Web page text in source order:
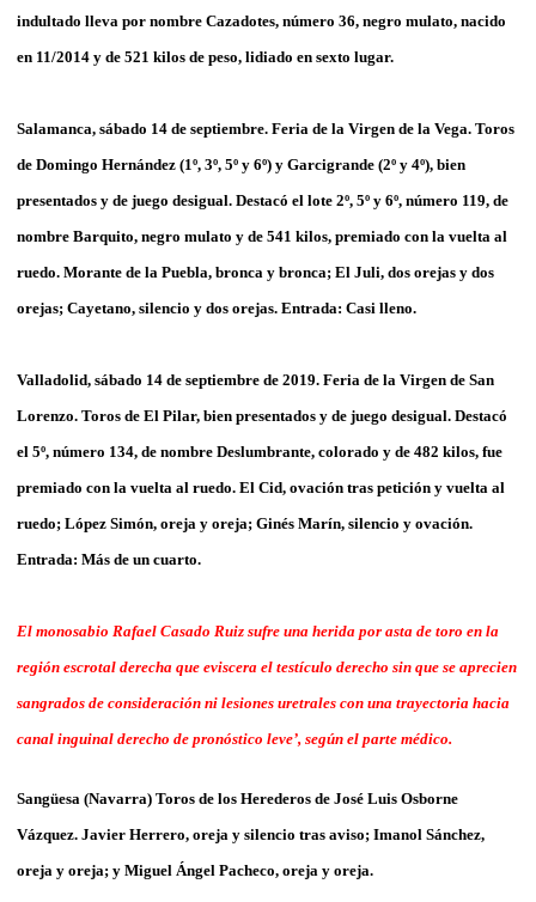
indultado lleva por nombre Cazadotes, número 36, negro mulato, nacido
en 11/2014 y de 521 kilos de peso, lidiado en sexto lugar.
Salamanca, sábado 14 de septiembre. Feria de la Virgen de la Vega. Toros
de Domingo Hernández (1º, 3º, 5º y 6º) y Garcigrande (2º y 4º), bien
presentados y de juego desigual. Destacó el lote 2º, 5º y 6º, número 119, de
nombre Barquito, negro mulato y de 541 kilos, premiado con la vuelta al
ruedo. Morante de la Puebla, bronca y bronca; El Juli, dos orejas y dos
orejas; Cayetano, silencio y dos orejas. Entrada: Casi lleno.
Valladolid, sábado 14 de septiembre de 2019. Feria de la Virgen de San
Lorenzo. Toros de El Pilar, bien presentados y de juego desigual. Destacó
el 5º, número 134, de nombre Deslumbrante, colorado y de 482 kilos, fue
premiado con la vuelta al ruedo. El Cid, ovación tras petición y vuelta al
ruedo; López Simón, oreja y oreja; Ginés Marín, silencio y ovación.
Entrada: Más de un cuarto.
El monosabio Rafael Casado Ruiz sufre una herida por asta de toro en la
región escrotal derecha que eviscera el testículo derecho sin que se aprecien
sangrados de consideración ni lesiones uretrales con una trayectoria hacia
canal inguinal derecho de pronóstico leve’, según el parte médico.
Sangüesa (Navarra) Toros de los Herederos de José Luis Osborne
Vázquez. Javier Herrero, oreja y silencio tras aviso; Imanol Sánchez,
oreja y oreja; y Miguel Ángel Pacheco, oreja y oreja.